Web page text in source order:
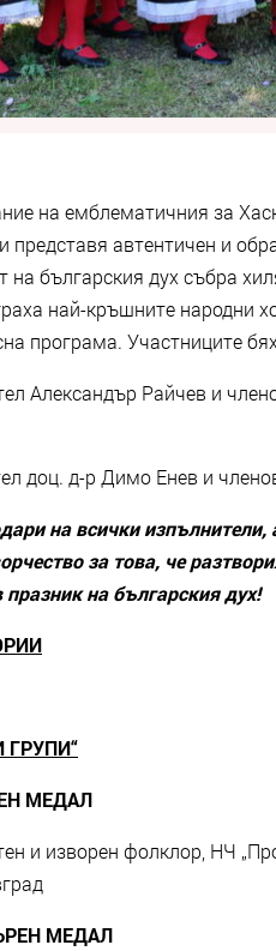
на емблематичния за
представя автентичен и
на българския дух събра
най-кръшните народни
програма. Участниците
Александър Райчев и
доц. д-р Димо Енев и
на всички изпълнители,
за това, че
на българския дух!
ГРУПИ“
МЕДАЛ
и изворен фолклор, НЧ
МЕДАЛ